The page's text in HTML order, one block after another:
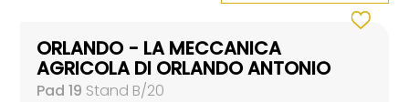
ORLANDO - LA MECCANICA
AGRICOLA DI ORLANDO ANTONIO
Pad 19 Stand B/20